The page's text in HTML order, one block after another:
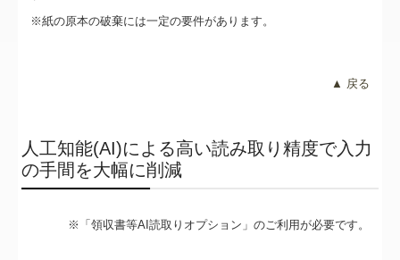
※紙の原本の破棄には一定の要件があります。
▲ 戻る
人工知能(AI)による高い読み取り精度で入力
の手間を大幅に削減
※「領収書等AI読取りオプション」のご利用が必要です。